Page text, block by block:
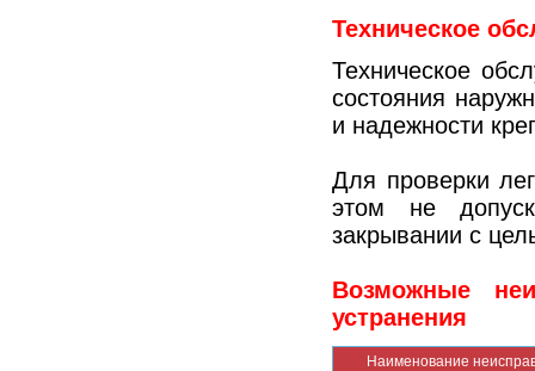
Техническое
Техническое
состояния
и надежности
Для проверки
этом не
закрывании с
Возможные
устранения
Наименование